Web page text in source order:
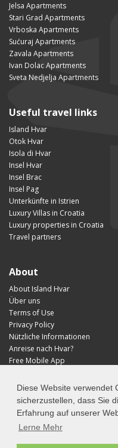
Diese Website verwendet
sicherzustellen, dass Sie
Erfahrung auf unserer
Lerne Mehr
Jelsa Apartments
Stari Grad Apartments
Vrboska Apartments
Sućuraj Apartments
Zavala Apartments
Ivan Dolac Apartments
Sveta Nedjelja Apartments
Useful travel links
Island Hvar
Otok Hvar
Isola di Hvar
Insel Hvar
Insel Brac
Insel Pag
Unterkünfte in Istrien
Luxury Villas in Croatia
Luxury properties in Croatia
Travel partners
About
About Island Hvar
Über uns
Terms of Use
Privacy Policy
Nützliche Informationen
Anreise nach Hvar?
Free Mobile App